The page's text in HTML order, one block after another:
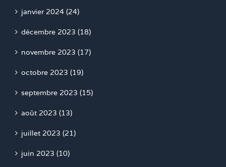
janvier 2024 (24)
décembre 2023 (18)
novembre 2023 (17)
octobre 2023 (19)
septembre 2023 (15)
août 2023 (13)
juillet 2023 (21)
juin 2023 (10)